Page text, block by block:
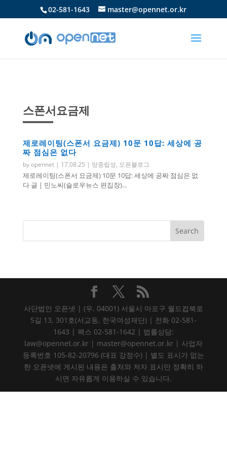
02-581-1643 master@opennet.or.kr
스폰서요금제
제로레이팅(스폰서 요금제) 10문 10답: 세상에 공
짜 점심은 없다
byopennet| 17.08.25 | 망중립성, 오픈블로그
제로레이팅(스폰서 요금제) 10문 10답: 세상에 공짜 점심은 없
다 글 | 민노씨(슬로우뉴스 편집장)...
사단법인 오픈넷 | (우. 04001) 서울시 마포구 월드컵북로
5길 13, 301호(서교동, 한국여성재단) | 전화 02-581-
1643 | 팩스 02-581-1642 | 법률상담:
law@opennet.or.kr | master@opennet.or.kr | 사업자
등록번호 105-82-20796 (대표 강정수) | 별도 표시가 없는
한 오픈넷에 게시된 내용은 출처와 저자 표시만 정확히 하
시면 자유롭게 이용하실 수 있습니다.